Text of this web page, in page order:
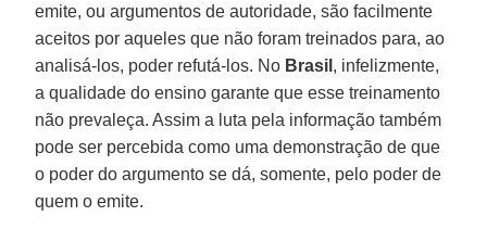
emite, ou argumentos de autoridade, são facilmente
aceitos por aqueles que não foram treinados para, ao
analisá-los, poder refutá-los. No Brasil , infelizmente,
a qualidade do ensino garante que esse treinamento
não prevaleça. Assim a luta pela informação também
pode ser percebida como uma demonstração de que
o poder do argumento se dá, somente, pelo poder de
quem o emite.